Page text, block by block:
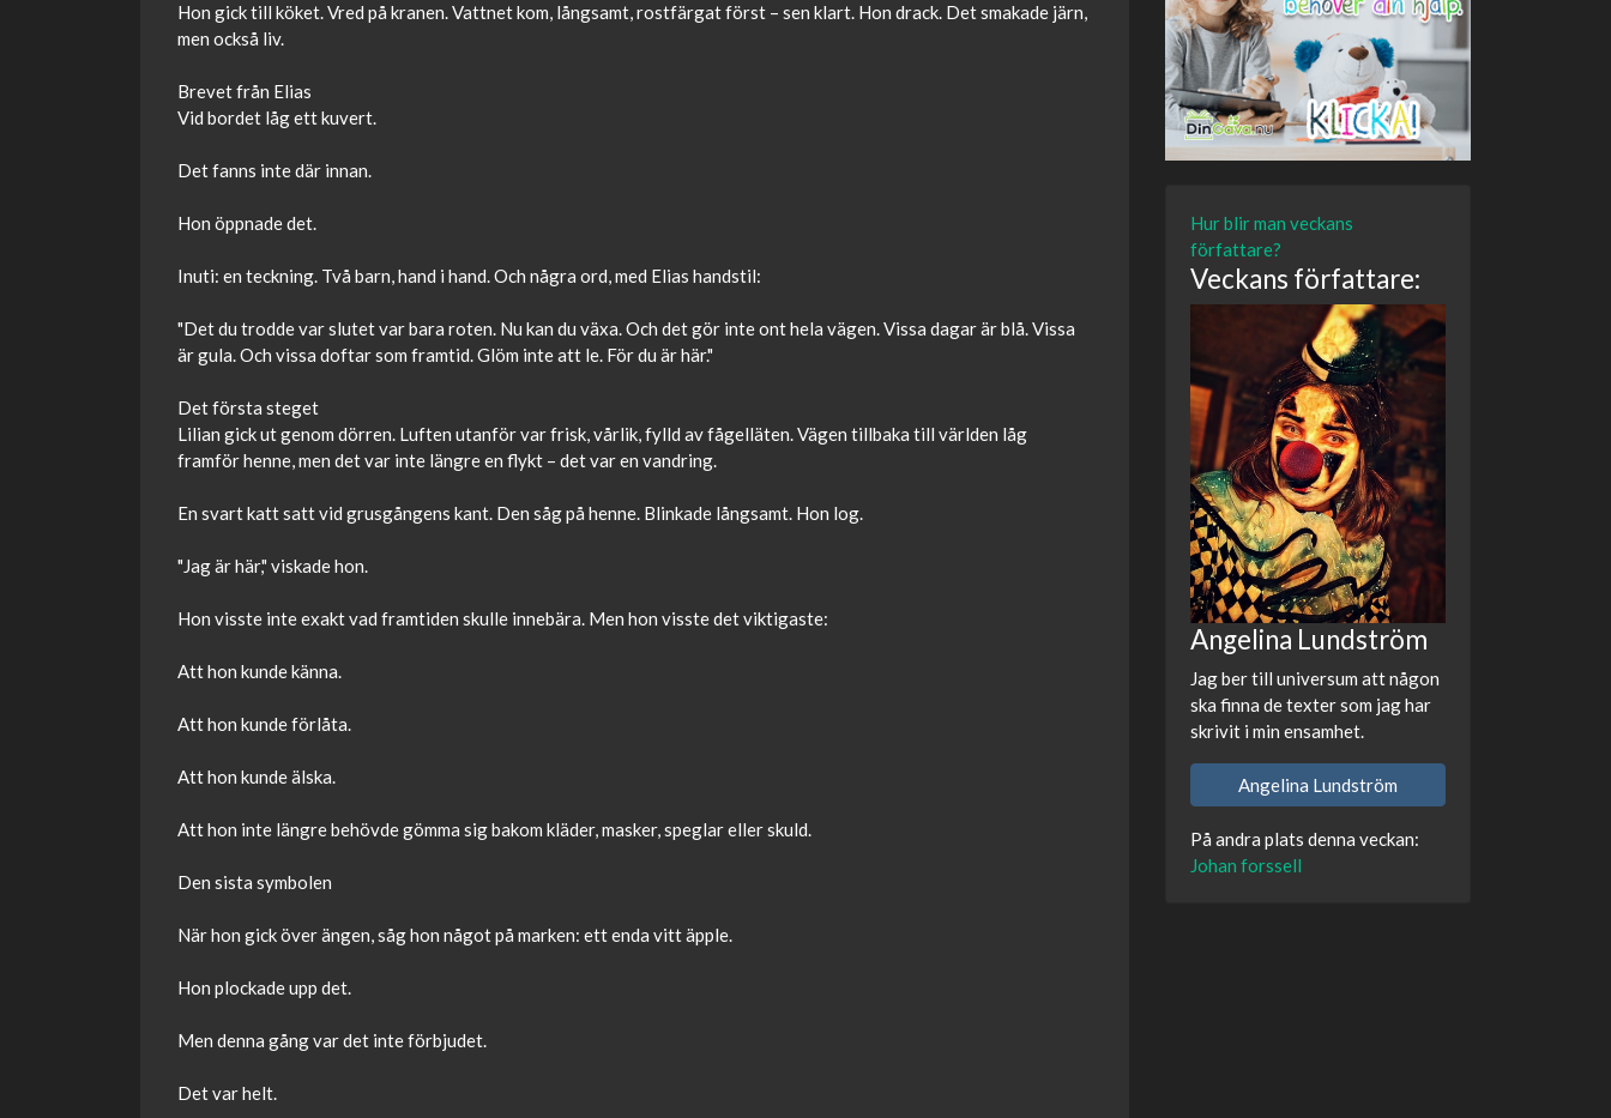
Hon gick till köket. Vred på kranen. Vattnet kom, långsamt, rostfärgat först – sen klart. Hon drack. Det smakade järn,
men också liv.
Brevet från Elias
Vid bordet låg ett kuvert.
Det fanns inte där innan.
Hon öppnade det.
Inuti: en teckning. Två barn, hand i hand. Och några ord, med Elias handstil:
"Det du trodde var slutet var bara roten. Nu kan du växa. Och det gör inte ont hela vägen. Vissa dagar är blå. Vissa
är gula. Och vissa doftar som framtid. Glöm inte att le. För du är här."
Det första steget
Lilian gick ut genom dörren. Luften utanför var frisk, vårlik, fylld av fågelläten. Vägen tillbaka till världen låg
framför henne, men det var inte längre en flykt – det var en vandring.
En svart katt satt vid grusgångens kant. Den såg på henne. Blinkade långsamt. Hon log.
"Jag är här," viskade hon.
Hon visste inte exakt vad framtiden skulle innebära. Men hon visste det viktigaste:
Att hon kunde känna.
Att hon kunde förlåta.
Att hon kunde älska.
Att hon inte längre behövde gömma sig bakom kläder, masker, speglar eller skuld.
Den sista symbolen
När hon gick över ängen, såg hon något på marken: ett enda vitt äpple.
Hon plockade upp det.
Men denna gång var det inte förbjudet.
Det var helt.
Hur blir man veckans
författare?
Veckans författare:
Angelina Lundström
Jag ber till universum att någon
ska finna de texter som jag har
skrivit i min ensamhet.
Angelina Lundström
På andra plats denna veckan:
Johan forssell